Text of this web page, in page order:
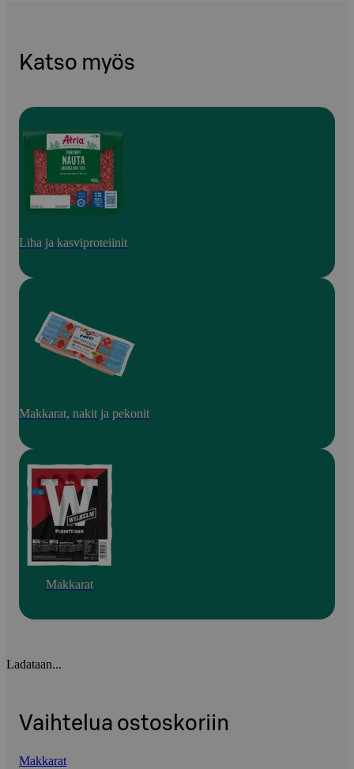
Katso myös
Liha ja kasviproteiinit
Makkarat, nakit ja pekonit
Makkarat
Ladataan...
Vaihtelua ostoskoriin
Makkarat